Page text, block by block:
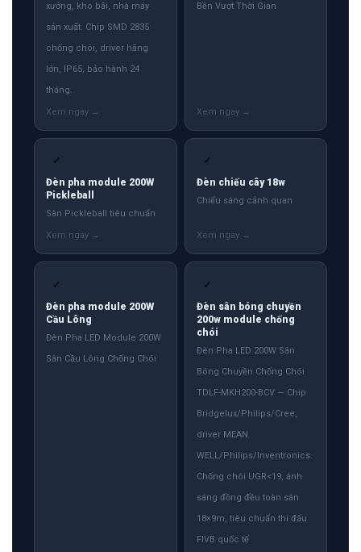
xưởng, kho bãi, nhà máy
sản xuất. Chip SMD 2835
chống chói, driver hãng
lớn, IP65, bảo hành 24
tháng.
Bền Vượt Thời Gian
✓
Đèn pha module 200W
Pickleball
Sân Pickleball tiêu chuẩn
✓
Đèn chiếu cây 18w
Chiếu sáng cảnh quan
✓
Đèn pha module 200W
Cầu Lông
Đèn Pha LED Module 200W
Sân Cầu Lông Chống Chói
✓
Đèn sân bóng chuyền
200w module chống
chói
Đèn Pha LED 200W Sân
Bóng Chuyền Chống Chói
TDLF-MKH200-BCV — Chip
Bridgelux/Philips/Cree,
driver MEAN
WELL/Philips/Inventronics.
Chống chói UGR<19, ánh
sáng đồng đều toàn sân
18×9m, tiêu chuẩn thi đấu
FIVB quốc tế